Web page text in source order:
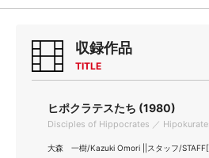
収録作品
TITLE
ヒポクラテスたち (1980)
Disciples of Hippocrates ／
大森 一樹/Kazuki Omori ||スタッフ/